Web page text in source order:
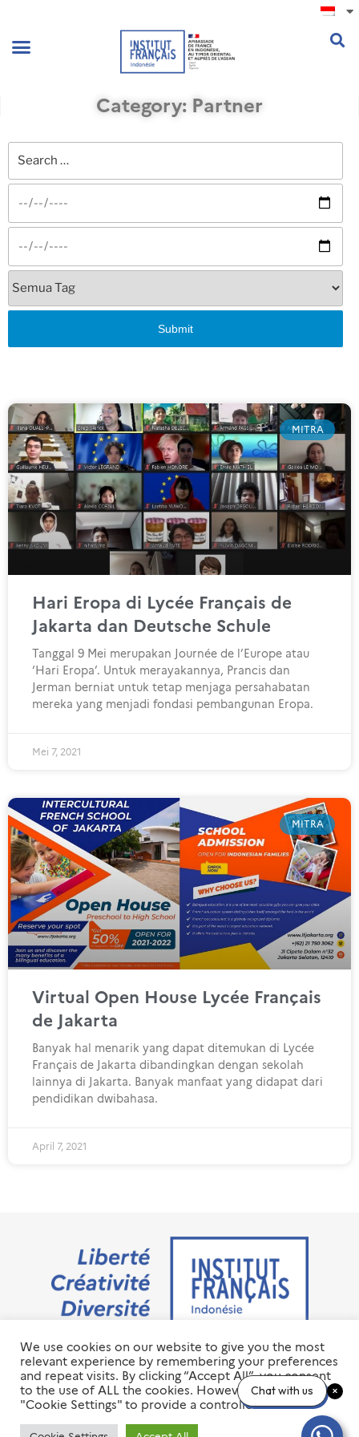
Category: Partner
MITRA
Hari Eropa di Lycée Français de
Jakarta dan Deutsche Schule
Tanggal 9 Mei merupakan Journée de l’Europe atau
‘Hari Eropa’. Untuk merayakannya, Prancis dan
Jerman berniat untuk tetap menjaga persahabatan
mereka yang menjadi fondasi pembangunan Eropa.
Mei 7, 2021
MITRA
Virtual Open House Lycée Français
de Jakarta
Banyak hal menarik yang dapat ditemukan di Lycée
Français de Jakarta dibandingkan dengan sekolah
lainnya di Jakarta. Banyak manfaat yang didapat dari
pendidikan dwibahasa.
April 7, 2021
Jalan M.H. Thamrin No. 20 Jakarta Pusat 10350
+6221 23 55 79 00
info@ifi-id.com
© 2020 All Right Reserved
INSTITUT FRANÇAIS D’INDONÉSIE – IFI
We use cookies on our website to give you the most
relevant experience by remembering your preferences
and repeat visits. By clicking “Accept All”, you consent
to the use of ALL the cookies. However, you may visit
"Cookie Settings" to provide a controlled consent.
Chat with us